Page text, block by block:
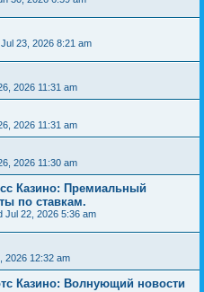
23, 2026 8:21 am
2026 11:31 am
2026 11:31 am
2026 11:30 am
Казино: Премиальный
по ставкам.
Jul 22, 2026 5:36 am
2026 12:32 am
Казино: Волнующий новости